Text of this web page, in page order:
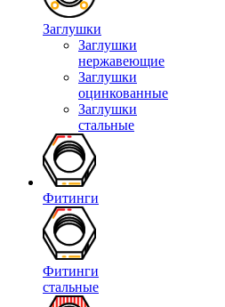
Заглушки
Заглушки
нержавеющие
Заглушки
оцинкованные
Заглушки
стальные
Фитинги
Фитинги
стальные